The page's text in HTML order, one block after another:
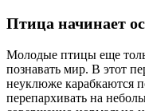
Птица начинает
Молодые птицы еще
познавать мир. В этот
неуклюже карабкаются
перепархивать на